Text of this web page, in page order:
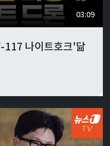
03:09
117 나이트호크'닮